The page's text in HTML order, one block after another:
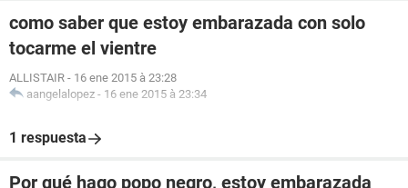
como saber que estoy embarazada con solo
tocarme el vientre
ALLISTAIR - 16 ene 2015 à 23:28
aangelalopez - 16 ene 2015 à 23:34
1 respuesta
Por qué hago popo negro, estoy embarazada